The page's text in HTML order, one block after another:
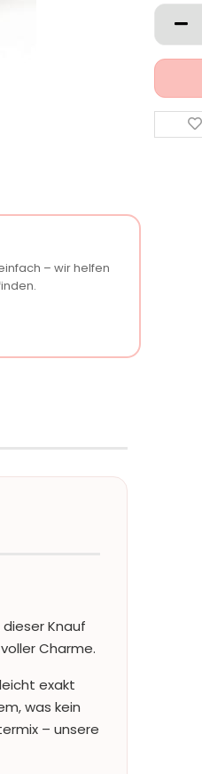
– wir helfen
Knauf
Charme.
exakt
was kein
– unsere